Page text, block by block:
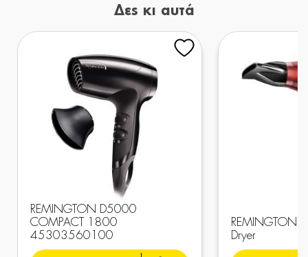
Δες κι αυτά
REMINGTON D5000
COMPACT 1800
45303560100
REMINGTON
Dryer